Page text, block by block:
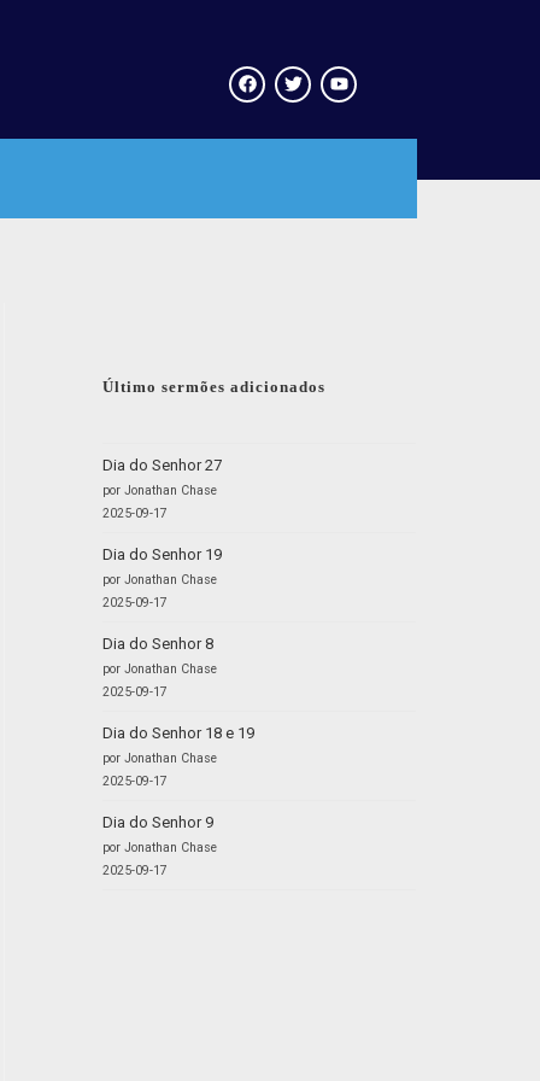
Último sermões adicionados
Dia do Senhor 27
por Jonathan Chase
2025-09-17
Dia do Senhor 19
por Jonathan Chase
2025-09-17
Dia do Senhor 8
por Jonathan Chase
2025-09-17
Dia do Senhor 18 e 19
por Jonathan Chase
2025-09-17
Dia do Senhor 9
por Jonathan Chase
2025-09-17